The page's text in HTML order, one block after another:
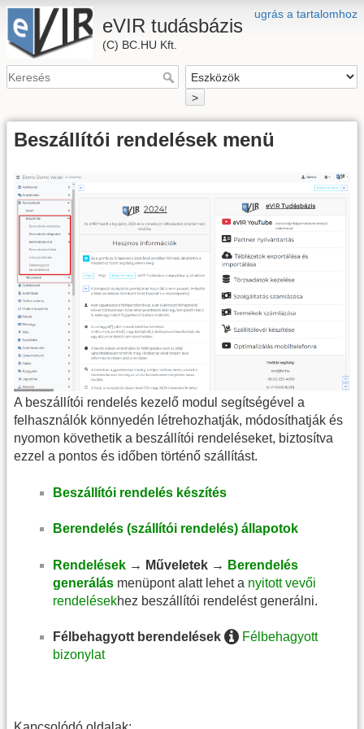
ugrás a tartalomhoz
eVIR tudásbázis
(C) BC.HU Kft.
>
Beszállítói rendelések menü
A beszállítói rendelés kezelő modul segítségével a
felhasználók könnyedén létrehozhatják, módosíthatják és
nyomon követhetik a beszállítói rendeléseket, biztosítva
ezzel a pontos és időben történő szállítást.
Beszállítói rendelés készítés
Berendelés (szállítói rendelés) állapotok
Rendelések → Műveletek → Berendelés
generálás menüpont alatt lehet a nyitott vevői
rendelésekhez beszállítói rendelést generálni.
Félbehagyott berendelések
Félbehagyott
bizonylat